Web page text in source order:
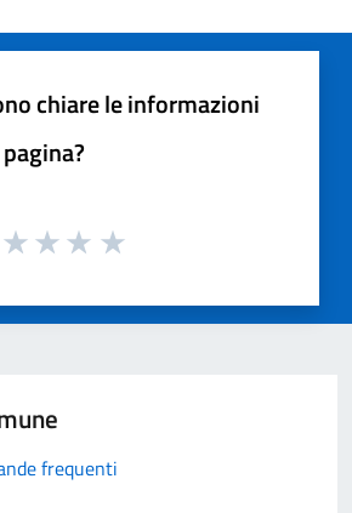
chiare le informazioni
frequenti